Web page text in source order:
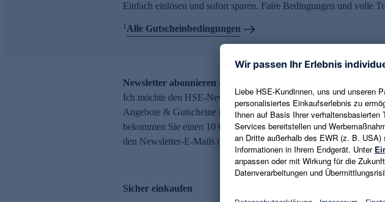
Einfach einlösen und sofort sparen. Faire Bedingungen und volle
1Alle Gutscheinbedingungen
Newsletter abonnieren – 10 € Gutschein erhalten
Ich möchte den HSE-Newsletter abonnieren und aktuelle Trends,
Angebote & Gutscheine per E-Mail erhalten. Als Dankeschön
bekommen Sie einen 10 € Gutschein. Eine Abmeldung ist jederzeit
den Newsletter-E-Mails möglich.
Sicher einkaufen